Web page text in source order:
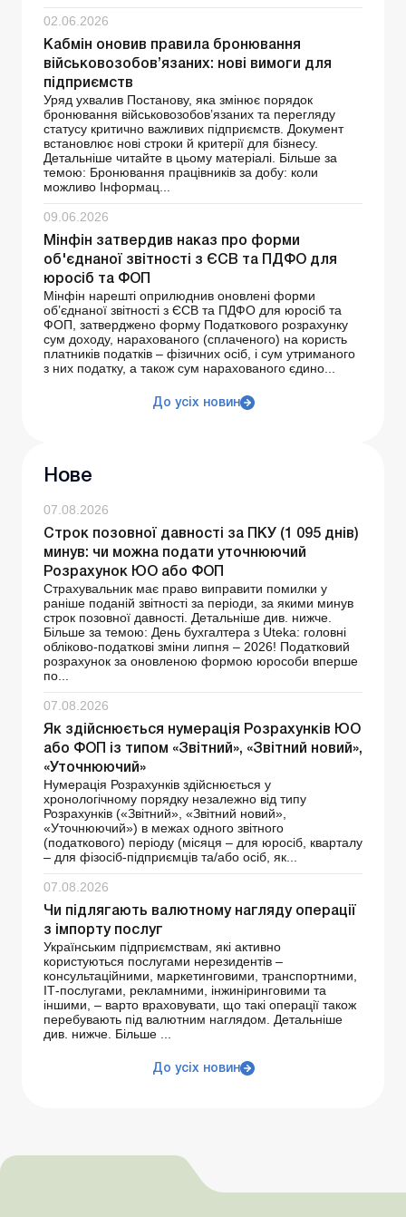
02.06.2026
Кабмін оновив правила бронювання
військовозобов’язаних: нові вимоги для
підприємств
Уряд ухвалив Постанову, яка змінює порядок
бронювання військовозобов’язаних та перегляду
статусу критично важливих підприємств. Документ
встановлює нові строки й критерії для бізнесу.
Детальніше читайте в цьому матеріалі. Більше за
темою: Бронювання працівників за добу: коли
можливо Інформац...
09.06.2026
Мінфін затвердив наказ про форми
об'єднаної звітності з ЄСВ та ПДФО для
юросіб та ФОП
Мінфін нарешті оприлюднив оновлені форми
об’єднаної звітності з ЄСВ та ПДФО для юросіб та
ФОП, затверджено форму Податкового розрахунку
сум доходу, нарахованого (сплаченого) на користь
платників податків – фізичних осіб, і сум утриманого
з них податку, а також сум нарахованого єдино...
До усіх новин
Нове
07.08.2026
Строк позовної давності за ПКУ (1 095 днів)
минув: чи можна подати уточнюючий
Розрахунок ЮО або ФОП
Страхувальник має право виправити помилки у
раніше поданій звітності за періоди, за якими минув
строк позовної давності. Детальніше див. нижче.
Більше за темою: День бухгалтера з Uteka: головні
обліково-податкові зміни липня – 2026! Податковий
розрахунок за оновленою формою юрособи вперше
по...
07.08.2026
Як здійснюється нумерація Розрахунків ЮО
або ФОП із типом «Звітний», «Звітний новий»,
«Уточнюючий»
Нумерація Розрахунків здійснюється у
хронологічному порядку незалежно від типу
Розрахунків («Звітний», «Звітний новий»,
«Уточнюючий») в межах одного звітного
(податкового) періоду (місяця – для юросіб, кварталу
– для фізосіб-підприємців та/або осіб, як...
07.08.2026
Чи підлягають валютному нагляду операції
з імпорту послуг
Українським підприємствам, які активно
користуються послугами нерезидентів –
консультаційними, маркетинговими, транспортними,
ІТ-послугами, рекламними, інжиніринговими та
іншими, – варто враховувати, що такі операції також
перебувають під валютним наглядом. Детальніше
див. нижче. Більше ...
До усіх новин